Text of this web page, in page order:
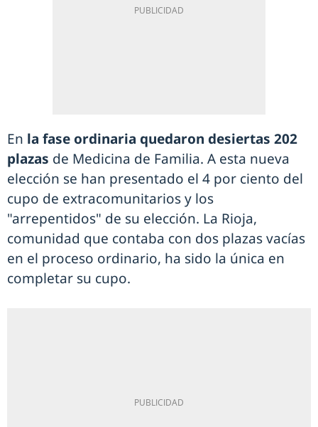
En la fase ordinaria quedaron desiertas 202
plazas de Medicina de Familia. A esta nueva
elección se han presentado el 4 por ciento del
cupo de extracomunitarios y los
"arrepentidos" de su elección. La Rioja,
comunidad que contaba con dos plazas vacías
en el proceso ordinario, ha sido la única en
completar su cupo.